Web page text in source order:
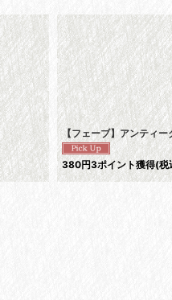
【フェーブ】アンティー
380円3ポイント獲得(税